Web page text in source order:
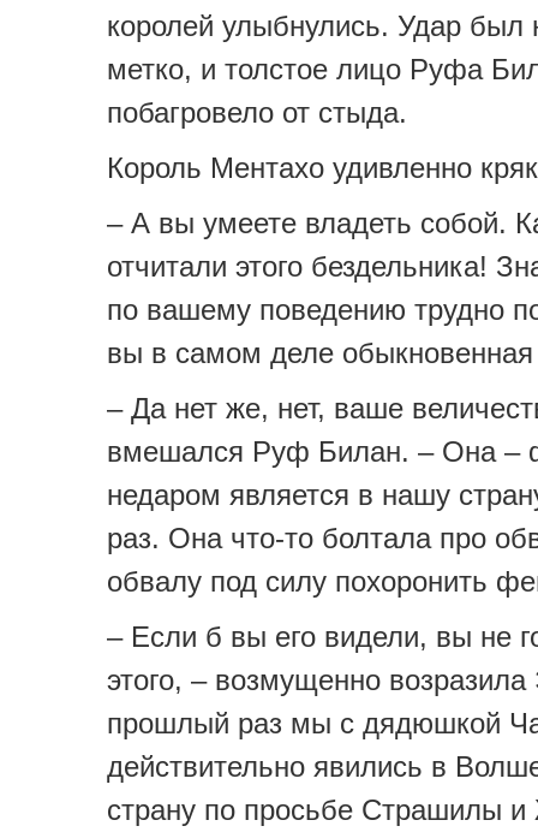
королей улыбнулись. Удар был
метко, и толстое лицо Руфа
побагровело от стыда.
Король Ментахо удивленно
– А вы умеете владеть собой.
отчитали этого бездельника!
по вашему поведению трудно
вы в самом деле обыкновенная
– Да нет же, нет, ваше
вмешался Руф Билан. – Она –
недаром является в нашу
раз. Она что-то болтала про
обвалу под силу похоронить
– Если б вы его видели, вы не
этого, – возмущенно
прошлый раз мы с дядюшкой
действительно явились в
страну по просьбе Страшилы и